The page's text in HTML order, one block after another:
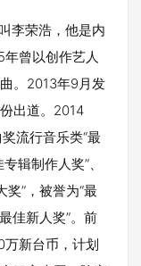
李荣浩，他是内
曾以创作艺人
。2013年9月发
出道。2014
流行音乐类“最
辑制作人奖”、
奖”，被誉为“最
佳新人奖”。前
新台币，计划